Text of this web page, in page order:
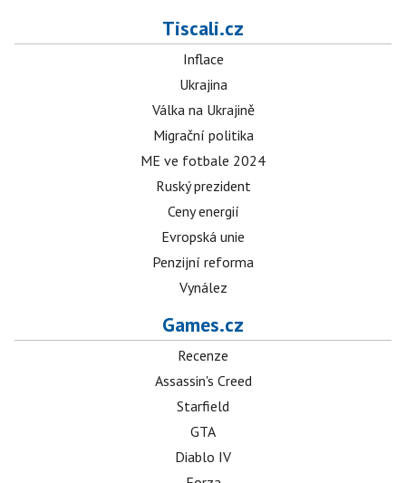
Tiscali.cz
Inflace
Ukrajina
Válka na Ukrajině
Migrační politika
ME ve fotbale 2024
Ruský prezident
Ceny energií
Evropská unie
Penzijní reforma
Vynález
Games.cz
Recenze
Assassin's Creed
Starfield
GTA
Diablo IV